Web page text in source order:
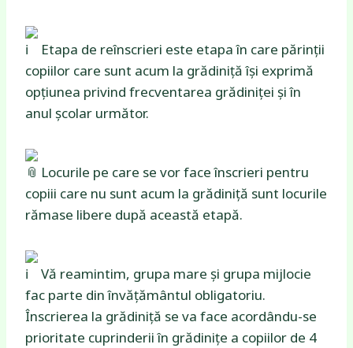
Etapa de reînscrieri este etapa în care părinții
copiilor care sunt acum la grădiniță își exprimă
opțiunea privind frecventarea grădiniței și în
anul școlar următor.
Locurile pe care se vor face înscrieri pentru
copiii care nu sunt acum la grădiniță sunt locurile
rămase libere după această etapă.
Vă reamintim, grupa mare și grupa mijlocie
fac parte din învățământul obligatoriu.
Înscrierea la grădiniță se va face acordându-se
prioritate cuprinderii în grădinițe a copiilor de 4